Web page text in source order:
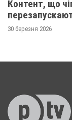
Контент, що
30 березня 2026